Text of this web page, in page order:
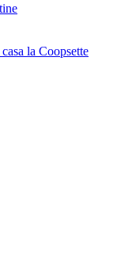
la Coopsette